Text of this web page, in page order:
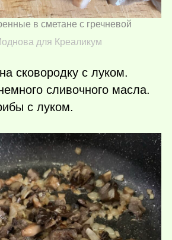
в сметане с гречневой
для Креаликум
сковородку с луком.
сливочного масла.
с луком.